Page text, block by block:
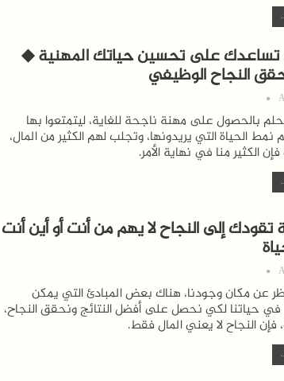
تساعدك على تحسين حياتك المهنية ◆
النجاح الوظيفي
بالحصول على مهنة ناجحة للغاية، ليتمتعوا بها
نمط الحياة التي يريدونها، وتجلب لهم الكثير من المال،
الكثير منا في نهاية الأمر.
تقودك إلى النجاح لا يهم من أنت أو أين أنت
عن مكان وجودنا، هناك بعض المبادئ التي يمكن
حياتنا لكي نحصل على أفضل النتائج ونحقق النجاح،
النجاح لا يعني المال فقط.